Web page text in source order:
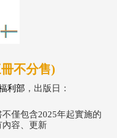
不分售)
利部 ，出版日：
僅包含2025年起實施的
內容、更新